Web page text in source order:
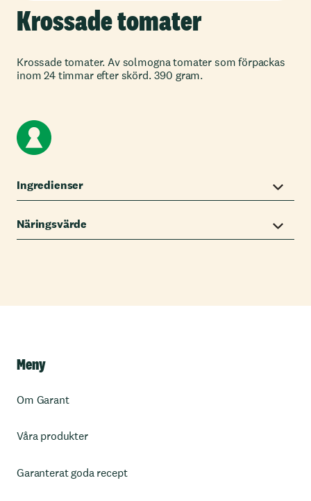
Krossade tomater
Krossade tomater. Av solmogna tomater som förpackas
inom 24 timmar efter skörd. 390 gram.
Ingredienser
Näringsvärde
Meny
Om Garant
Våra produkter
Garanterat goda recept